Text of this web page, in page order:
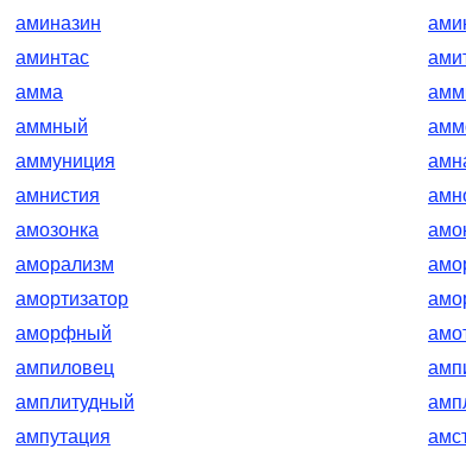
аминазин
аминтас
амма
аммный
аммуниция
амнистия
амозонка
аморализм
амортизатор
аморфный
ампиловец
амплитудный
ампутация